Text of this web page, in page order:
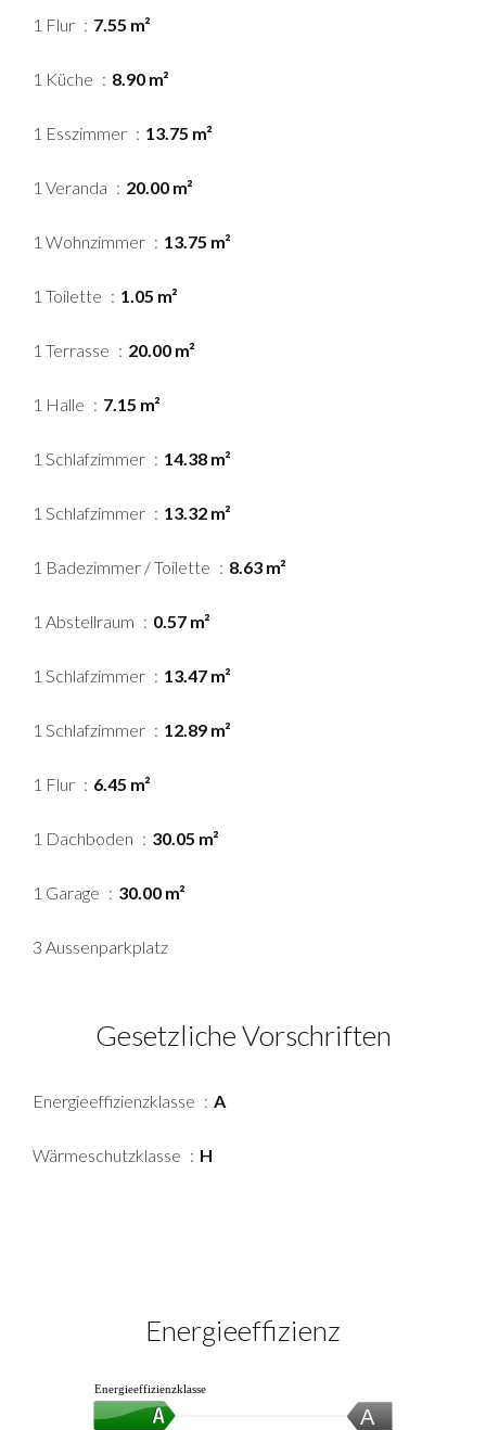
1 Flur 7.55 m²
1 Küche 8.90 m²
1 Esszimmer 13.75 m²
1 Veranda 20.00 m²
1 Wohnzimmer 13.75 m²
1 Toilette 1.05 m²
1 Terrasse 20.00 m²
1 Halle 7.15 m²
1 Schlafzimmer 14.38 m²
1 Schlafzimmer 13.32 m²
1 Badezimmer / Toilette 8.63 m²
1 Abstellraum 0.57 m²
1 Schlafzimmer 13.47 m²
1 Schlafzimmer 12.89 m²
1 Flur 6.45 m²
1 Dachboden 30.05 m²
1 Garage 30.00 m²
3 Aussenparkplatz
Gesetzliche Vorschriften
Energieeffizienzklasse A
Wärmeschutzklasse H
Energieeffizienz
A
Energieeffizienzklasse